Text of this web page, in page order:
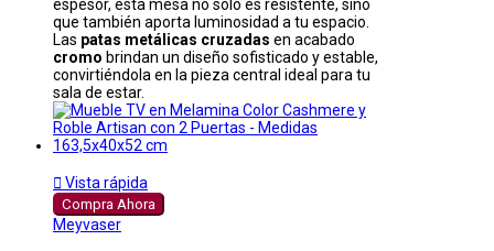
espesor, esta mesa no solo es resistente, sino
que también aporta luminosidad a tu espacio.
Las patas metálicas cruzadas en acabado
cromo brindan un diseño sofisticado y estable,
convirtiéndola en la pieza central ideal para tu
sala de estar.
 Vista rápida
Compra Ahora
Meyvaser